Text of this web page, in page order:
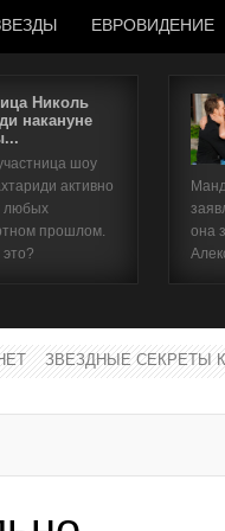
ЕВРОВИДЕНИЕ
Николь
накануне
шоу
активно
любых
прошлом.
она
ЗВЕЗДНЫЕ СЕКРЕТЫ
Имя пользователя